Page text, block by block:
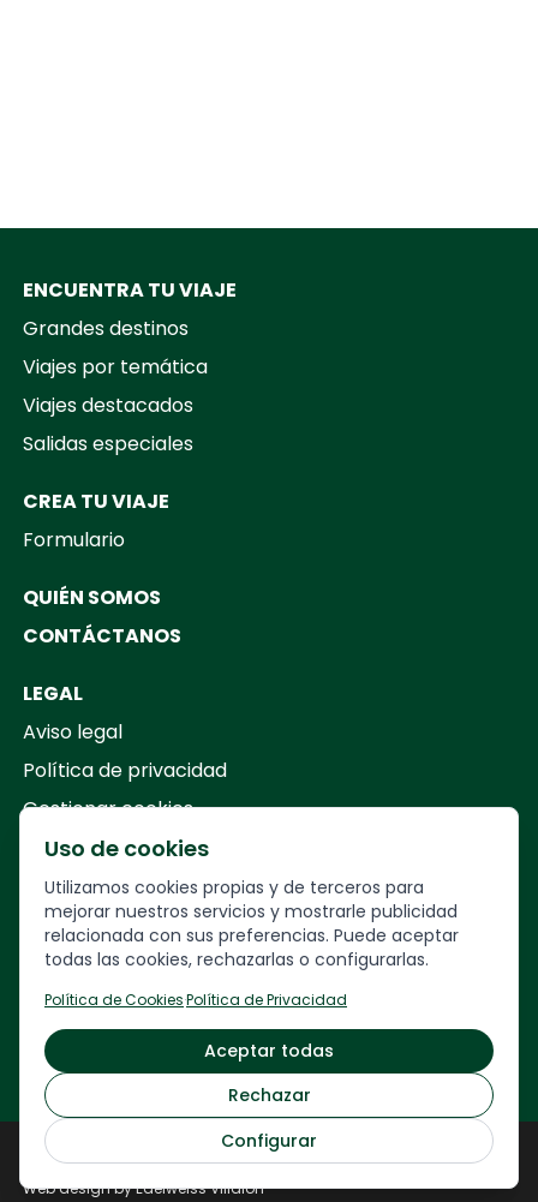
ENCUENTRA TU VIAJE
Grandes destinos
Viajes por temática
Viajes destacados
Salidas especiales
CREA TU VIAJE
Formulario
QUIÉN SOMOS
CONTÁCTANOS
LEGAL
Aviso legal
Política de privacidad
Gestionar cookies
Your Company
CalleFrancesc Layret, 30,
veuremon@veuremon.com
Veuremón © 2024
Web development byNORDLY ARROW
Web design by Edelweiss Villalón
Uso de cookies
Utilizamos cookies propias y de terceros para
mejorar nuestros servicios y mostrarle publicidad
relacionada con sus preferencias. Puede aceptar
todas las cookies, rechazarlas o configurarlas.
Política de Cookies·Política de Privacidad
Aceptar todas
Rechazar
Configurar